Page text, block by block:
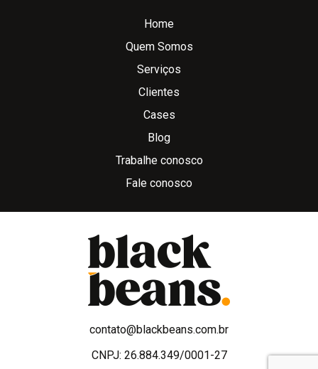
Home
Quem Somos
Serviços
Clientes
Cases
Blog
Trabalhe conosco
Fale conosco
contato@blackbeans.com.br
CNPJ: 26.884.349/0001-27